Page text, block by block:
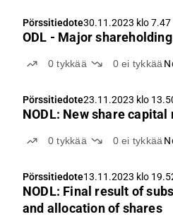
Pörssitiedote30.11.2023 klo 7.47
ODL - Major
0tykkää 0ei tykkää
Pörssitiedote23.11.2023 klo
NODL: New share capital
0tykkää 0ei tykkää
Pörssitiedote13.11.2023 klo
NODL: Final result of
and allocation of shares